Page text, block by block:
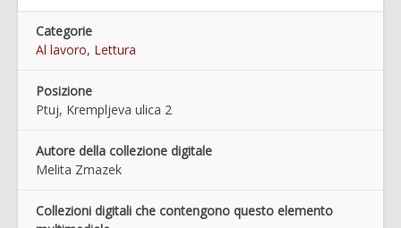
Categorie
Al lavoro, Lettura
Posizione
Ptuj, Krempljeva ulica 2
Autore della collezione digitale
Melita Zmazek
Collezioni digitali che contengono questo elemento